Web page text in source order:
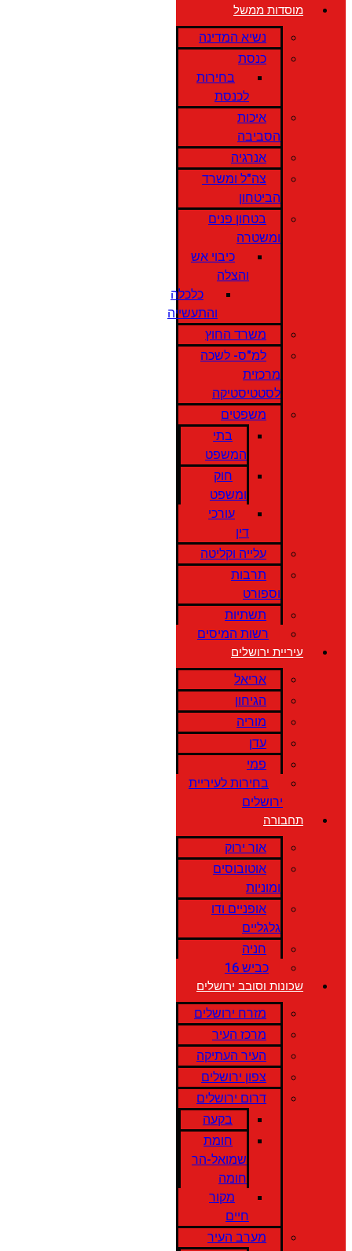
מוסדות ממשל
נשיא המדינה
כנסת
בחירות
לכנסת
איכות
הסביבה
אנרגיה
צה"ל ומשרד
הביטחון
בטחון פנים
ומשטרה
כיבוי אש
והצלה
כלכלה
והתעשייה
משרד החוץ
למ"ס- לשכה
מרכזית
לסטטיסטיקה
משפטים
בתי
המשפט
חוק
ומשפט
עורכי
דין
עלייה וקליטה
תרבות
וספורט
תשתיות
רשות המיסים
עיריית ירושלים
אריאל
הגיחון
מוריה
עדן
פמי
בחירות לעיריית
ירושלים
תחבורה
אור ירוק
אוטובוסים
ומוניות
אופניים ודו
גלגליים
חניה
כביש 16
שכונות וסובב ירושלים
מזרח ירושלים
מרכז העיר
העיר העתיקה
צפון ירושלים
דרום ירושלים
בקעה
חומת
שמואל-הר
חומה
מקור
חיים
מערב העיר